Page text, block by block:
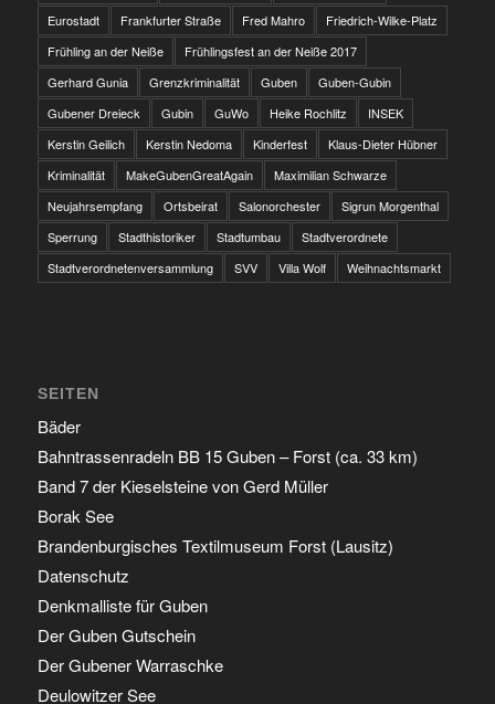
Eurostadt
Frankfurter Straße Fred Mahro
Friedrich-Wilke-Platz
Frühling an der Neiße
Frühlingsfest an der Neiße 2017
Gerhard Gunia
Grenzkriminalität Guben
Guben-Gubin
Gubener Dreieck
Gubin GuWo Heike Rochlitz
INSEK
Kerstin Geilich
Kerstin Nedoma Kinderfest
Klaus-Dieter Hübner
Kriminalität
MakeGubenGreatAgain
Maximilian Schwarze
Neujahrsempfang
Ortsbeirat Salonorchester
Sigrun Morgenthal
Sperrung
Stadthistoriker Stadtumbau
Stadtverordnete
Stadtverordnetenversammlung
SVV Villa Wolf Weihnachtsmarkt
SEITEN
Bäder
Bahntrassenradeln BB 15 Guben – Forst (ca. 33 km)
Band 7 der Kieselsteine von Gerd Müller
Borak See
Brandenburgisches Textilmuseum Forst (Lausitz)
Datenschutz
Denkmalliste für Guben
Der Guben Gutschein
Der Gubener Warraschke
Deulowitzer See